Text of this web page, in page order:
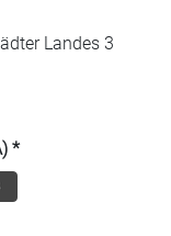
Landes 3
*